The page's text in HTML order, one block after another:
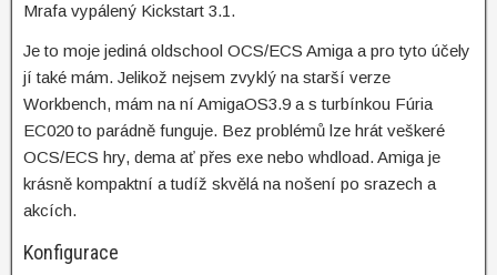
Mrafa vypálený Kickstart 3.1.
Je to moje jediná oldschool OCS/ECS Amiga a pro tyto účely
jí také mám. Jelikož nejsem zvyklý na starší verze
Workbench, mám na ní AmigaOS3.9 a s turbínkou Fúria
EC020 to parádně funguje. Bez problémů lze hrát veškeré
OCS/ECS hry, dema ať přes exe nebo whdload. Amiga je
krásně kompaktní a tudíž skvělá na nošení po srazech a
akcích.
Konfigurace